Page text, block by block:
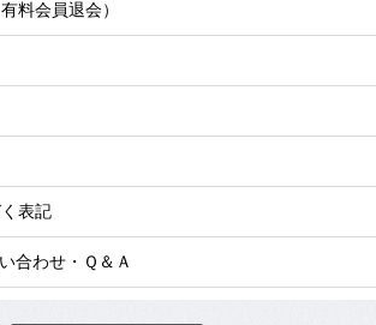
料会員退会）
表記
合わせ・Ｑ＆Ａ